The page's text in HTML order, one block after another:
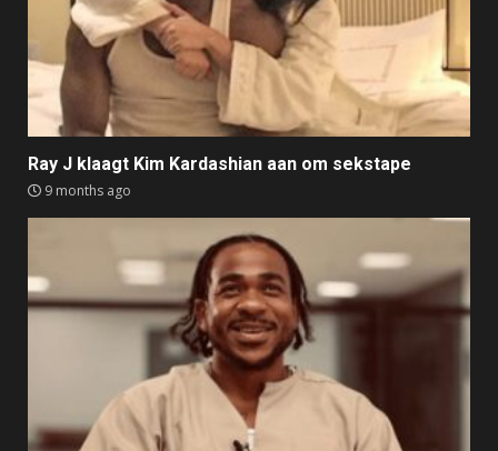
Ray J klaagt Kim Kardashian aan om sekstape
9 months ago